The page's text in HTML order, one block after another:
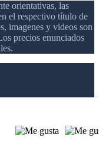
orientativas, las
el respectivo título de
imagenes y videos son
precios enunciados